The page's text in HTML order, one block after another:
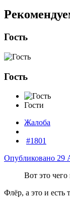
Гость
Гость
Гости
Жалоба
#1801
Опубликовано 29
Вот это чего
Флёр, а это и есть